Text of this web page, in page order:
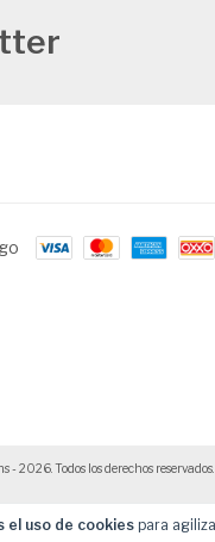
el uso de cookies para
2026. Todos los derechos reservados.